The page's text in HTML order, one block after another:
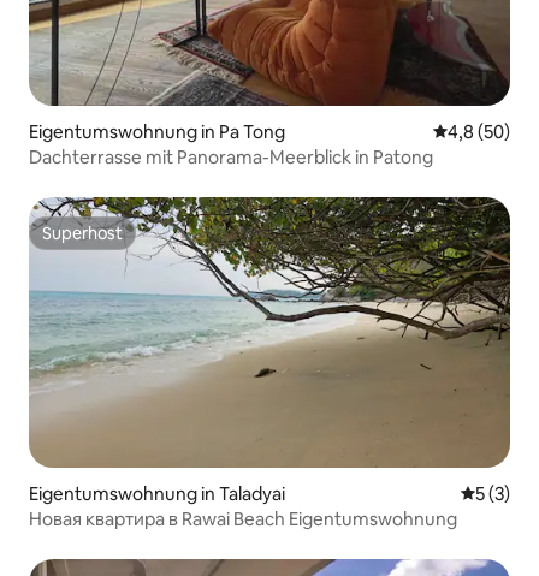
Eigentumswohnung in Pa Tong
4,8 (50)
Dachterrasse mit Panorama-Meerblick in Patong
Superhost
Superhost
Eigentumswohnung in Taladyai
5 (3)
Новая квартира в Rawai Beach Eigentumswohnung